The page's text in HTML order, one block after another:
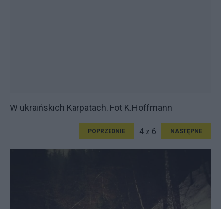
W ukraińskich Karpatach. Fot K.Hoffmann
POPRZEDNIE 4 z 6 NASTĘPNE